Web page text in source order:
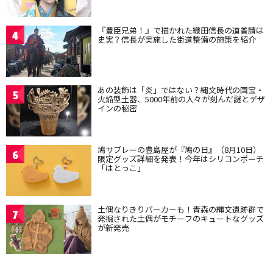
4 『豊臣兄弟！』で描かれた織田信長の道普請は
史実？信長が実施した街道整備の施策を紹介
5 あの装飾は「炎」ではない？縄文時代の国宝・
火焔型土器、5000年前の人々が刻んだ謎とデザ
インの秘密
6 鳩サブレーの豊島屋が『鳩の日』（8月10日）
限定グッズ詳細を発表！今年はシリコンポーチ
「はとっこ」
7 土偶なりきりパーカーも！青森の縄文遺跡群で
発掘された土偶がモチーフのキュートなグッズ
が新発売